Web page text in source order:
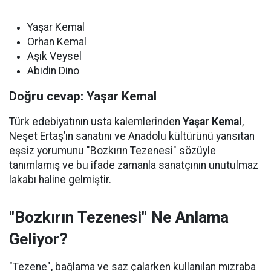
Yaşar Kemal
Orhan Kemal
Aşık Veysel
Abidin Dino
Doğru cevap: Yaşar Kemal
Türk edebiyatının usta kalemlerinden Yaşar Kemal ,
Neşet Ertaş’ın sanatını ve Anadolu kültürünü yansıtan
eşsiz yorumunu "Bozkırın Tezenesi" sözüyle
tanımlamış ve bu ifade zamanla sanatçının unutulmaz
lakabı haline gelmiştir.
"Bozkırın Tezenesi" Ne Anlama
Geliyor?
"Tezene", bağlama ve saz çalarken kullanılan mızraba